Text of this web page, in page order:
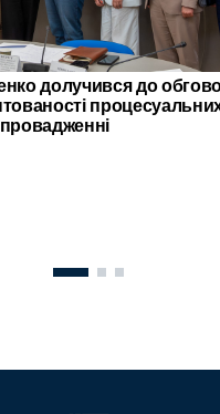
долучився до